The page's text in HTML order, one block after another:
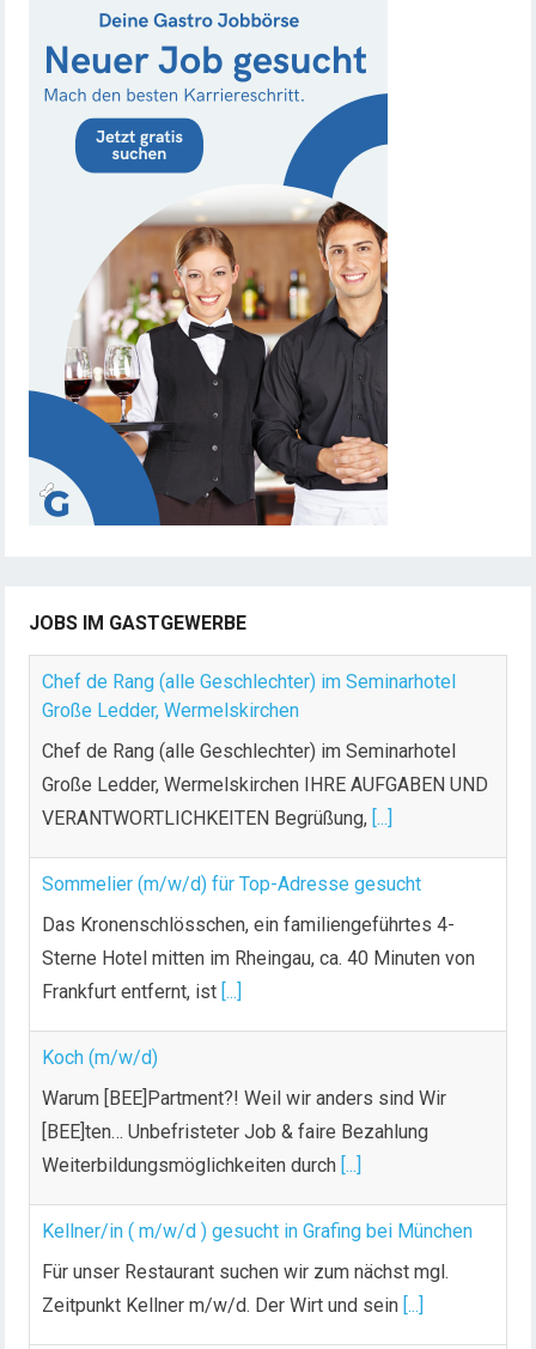
JOBS IM GASTGEWERBE
Chef de Rang (alle Geschlechter) im Seminarhotel
Große Ledder, Wermelskirchen
Chef de Rang (alle Geschlechter) im Seminarhotel
Große Ledder, Wermelskirchen IHRE AUFGABEN UND
VERANTWORTLICHKEITEN Begrüßung, [...]
Sommelier (m/w/d) für Top-Adresse gesucht
Das Kronenschlösschen, ein familiengeführtes 4-
Sterne Hotel mitten im Rheingau, ca. 40 Minuten von
Frankfurt entfernt, ist [...]
Koch (m/w/d)
Warum [BEE]Partment?! Weil wir anders sind Wir
[BEE]ten… Unbefristeter Job & faire Bezahlung
Weiterbildungsmöglichkeiten durch [...]
Kellner/in ( m/w/d ) gesucht in Grafing bei München
Für unser Restaurant suchen wir zum nächst mgl.
Zeitpunkt Kellner m/w/d. Der Wirt und sein [...]